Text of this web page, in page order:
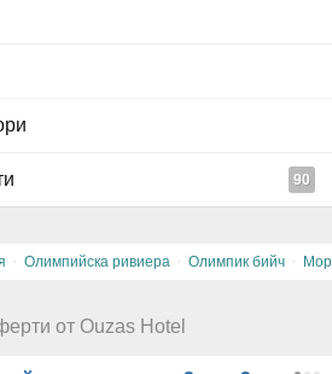
90
· Олимпийска ривиера · Олимпик бийч ·
от Ouzas Hotel